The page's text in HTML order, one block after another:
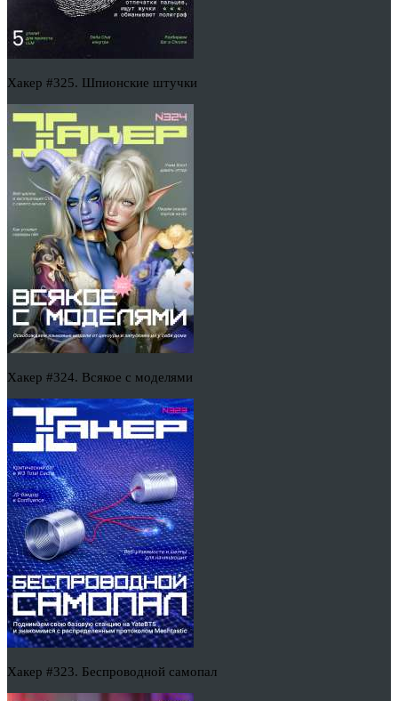
Хакер #325. Шпионские штучки
Хакер #324. Всякое с моделями
Хакер #323. Беспроводной самопал